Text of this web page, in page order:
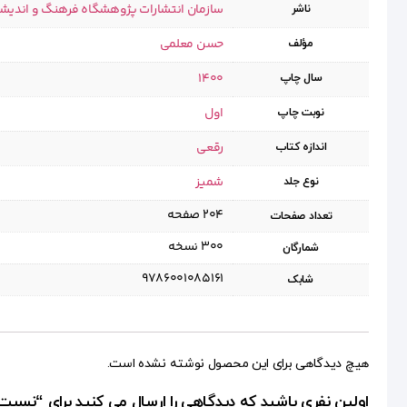
ناشر سازمان انتشارات پژوهشگاه فرهنگ و
مؤلف حسن معلمی
سال چاپ 1400
نوبت چاپ اول
اندازه کتاب رقعی
نوع جلد شمیز
تعداد صفحات ۲۰۴ صفحه
شمارگان ۳۰۰ نسخه
شابک 9786001085161
هیچ دیدگاهی برای این محصول نوشته نشده است.
اولین نفری باشید که دیدگاهی را ارسال می کنید برای